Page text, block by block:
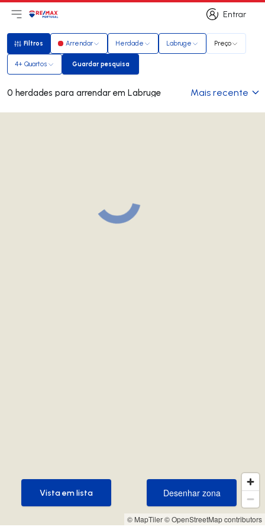
Entrar
Entrar
Abri menu principal
LogoIr para página inicial
Filtros
Filtros Arrendar Herdade Labruge Preço
4+ Quartos Guardar pesquisa
Guardar pesquisa
0 herdades para arrendar em Labruge Mais recente
© MapTiler© OpenStreetMap contributors
Desenhar zona
Desenhar zona
Vista em lista
Vista em lista